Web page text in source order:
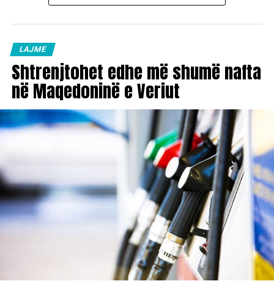
LAJME
Shtrenjtohet edhe më shumë nafta
në Maqedoninë e Veriut